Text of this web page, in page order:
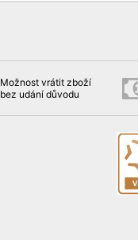
Možnost vrátit zboží
bez udání důvodu